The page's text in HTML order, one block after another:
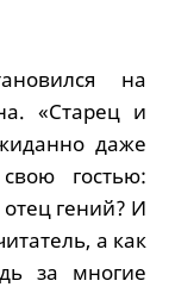
на
«Старец и
даже
гостью:
гений? И
а как
за многие